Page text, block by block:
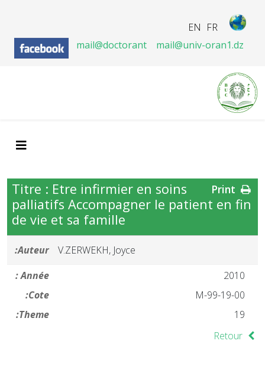
FR
EN
mail@doctorant
mail@univ-oran1.dz
Titre : Etre infirmier en soins
palliatifs Accompagner le patient en fin
de vie et sa famille
Auteur:
V.ZERWEKH, Joyce
Année :
2010
Cote:
19-00-M-99
Theme:
19
Retour